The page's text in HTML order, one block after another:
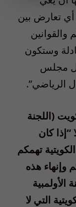
تعارض بين
والقوانين
وستكون
مجلس
الرياضي”.
(اللجنة
“إذا كان
تهمكم
وإنهاء هذه
التي لا